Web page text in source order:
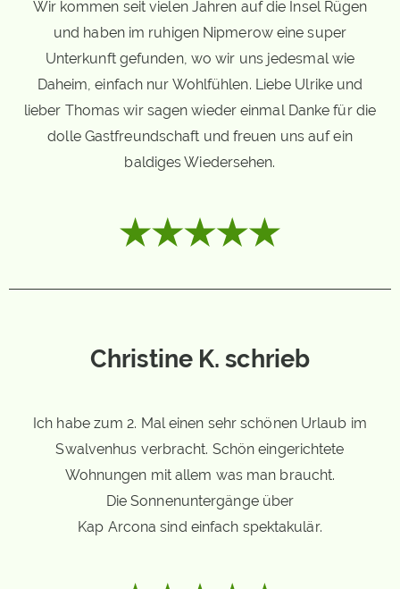
Wir kommen seit vielen Jahren auf die Insel Rügen
und haben im ruhigen Nipmerow eine super
Unterkunft gefunden, wo wir uns jedesmal wie
Daheim, einfach nur Wohlfühlen. Liebe Ulrike und
lieber Thomas wir sagen wieder einmal Danke für die
dolle Gastfreundschaft und freuen uns auf ein
baldiges Wiedersehen.
Christine K. schrieb
Ich habe zum 2. Mal einen sehr schönen Urlaub im
Swalvenhus verbracht. Schön eingerichtete
Wohnungen mit allem was man braucht.
Die Sonnenuntergänge über
Kap Arcona sind einfach spektakulär.